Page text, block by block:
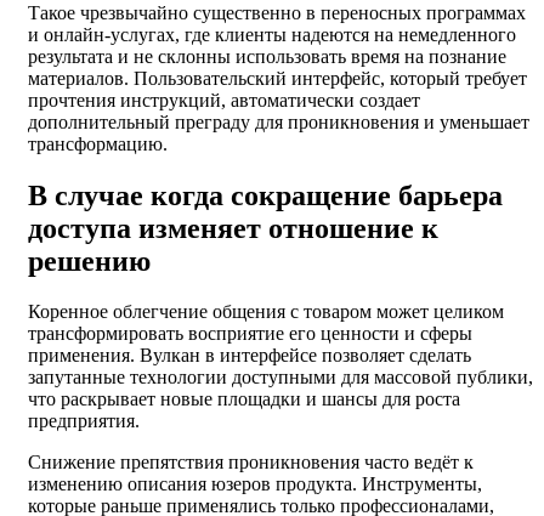
Такое чрезвычайно существенно в переносных программах
и онлайн-услугах, где клиенты надеются на немедленного
результата и не склонны использовать время на познание
материалов. Пользовательский интерфейс, который требует
прочтения инструкций, автоматически создает
дополнительный преграду для проникновения и уменьшает
трансформацию.
В случае когда сокращение барьера
доступа изменяет отношение к
решению
Коренное облегчение общения с товаром может целиком
трансформировать восприятие его ценности и сферы
применения. Вулкан в интерфейсе позволяет сделать
запутанные технологии доступными для массовой публики,
что раскрывает новые площадки и шансы для роста
предприятия.
Снижение препятствия проникновения часто ведёт к
изменению описания юзеров продукта. Инструменты,
которые раньше применялись только профессионалами,